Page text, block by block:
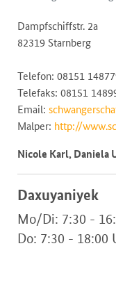
Dampfschiffstr. 2a
82319 Starnberg
Telefon: 08151
Telefaks: 08151
Email:
Malper: http://
Nicole Karl, Daniela
Daxuyaniyek
Mo/Di: 7:30 -
Do: 7:30 - 18:00